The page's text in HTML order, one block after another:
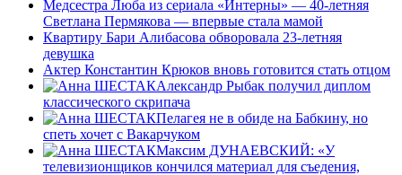
Медсестра Люба из сериала «Интерны» — 40-летняя
Светлана Пермякова — впервые стала мамой
Квартиру Бари Алибасова обворовала 23-летняя
девушка
Актер Константин Крюков вновь готовится стать отцом
Александр Рыбак получил диплом
классического скрипача
Пелагея не в обиде на Бабкину, но
спеть хочет с Вакарчуком
Максим ДУНАЕВСКИЙ: «У
телевизионщиков кончился материал для съедения,